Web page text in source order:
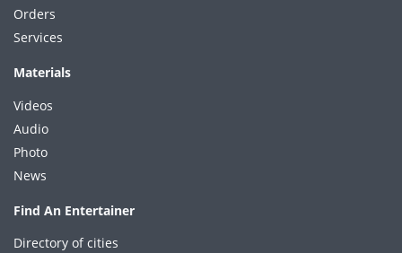
Orders
Services
Materials
Videos
Audio
Photo
News
Find An Entertainer
Directory of cities